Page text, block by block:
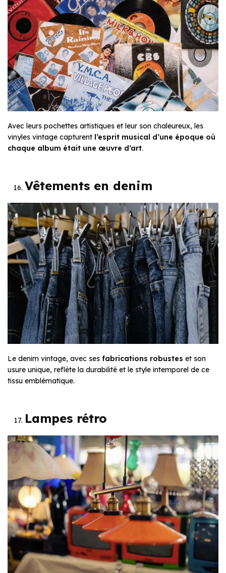
Avec leurs pochettes artistiques et leur son chaleureux, les
vinyles vintage capturent l’esprit musical d’une époque où
chaque album était une œuvre d’art.
Vêtements en denim
Le denim vintage, avec ses fabrications robustes et son
usure unique, reflète la durabilité et le style intemporel de ce
tissu emblématique.
Lampes rétro